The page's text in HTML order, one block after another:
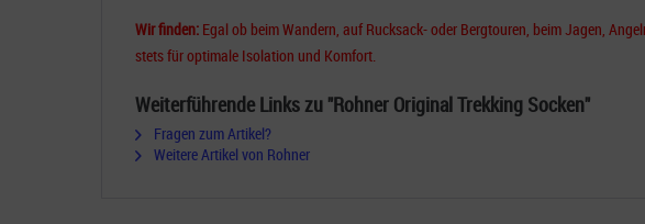
Wir finden: Egal ob beim Wandern, auf Rucksack- oder Bergtouren, beim Jagen,
stets für optimale Isolation und Komfort.
Weiterführende Links zu "Rohner Original Trekking Socken"
Fragen zum Artikel?
Weitere Artikel von Rohner